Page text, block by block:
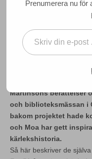
Harry och
admin•4 oktober, 2014•0
Påtår hos Moa
Martinsons berättelser
och biblioteksmässan i
bakom projektet hade
och Moa har gett
kärlekshistoria.
Så här beskriver de
Prenumerera nu för